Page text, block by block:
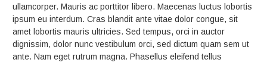
ullamcorper. Mauris ac porttitor libero. Maecenas luctus lobortis
ipsum eu interdum. Cras blandit ante vitae dolor congue, sit
amet lobortis mauris ultricies. Sed tempus, orci in auctor
dignissim, dolor nunc vestibulum orci, sed dictum quam sem ut
ante. Nam eget rutrum magna. Phasellus eleifend tellus